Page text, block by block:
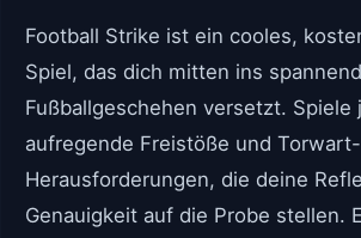
Football Strike ist ein cooles,
Spiel, das dich mitten ins
Fußballgeschehen versetzt. Spiele
aufregende Freistöße und Torwart-
Herausforderungen, die deine
Genauigkeit auf die Probe stellen.